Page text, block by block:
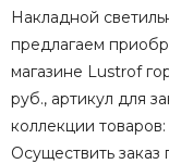
Накладной
предлагаем
магазине Lustrof
руб., артикул для
коллекции
Осуществить